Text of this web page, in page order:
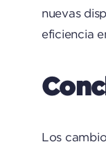
nuevas
eficiencia
Los